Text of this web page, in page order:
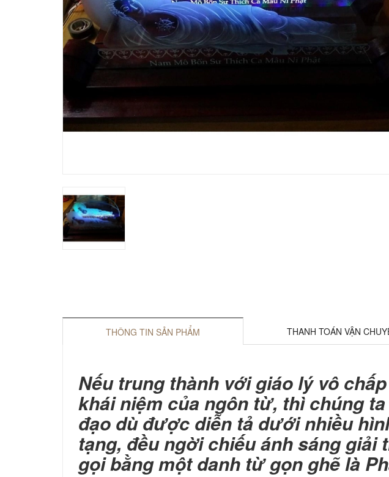
THÔNG TIN SẢN PHẨM THANH TOÁN VẬN
Nếu trung thành với giáo lý vô
khái niệm của ngôn từ, thì chúng
đạo dù được diễn tả dưới nhiều
tạng, đều ngời chiếu ánh sáng giải
gọi bằng một danh từ gọn ghẽ là